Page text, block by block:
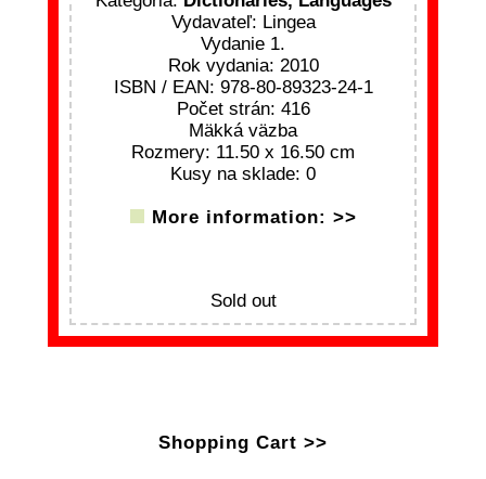
Vydavateľ: Lingea
Vydanie 1.
Rok vydania: 2010
ISBN / EAN: 978-80-89323-24-1
Počet strán: 416
Mäkká väzba
Rozmery: 11.50 x 16.50 cm
Kusy na sklade: 0
More information: >>
Sold out
Shopping Cart >>